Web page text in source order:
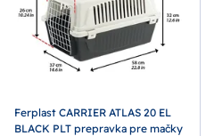
Ferplast CARRIER ATLAS 20 EL
BLACK PLT prepravka pre mačky